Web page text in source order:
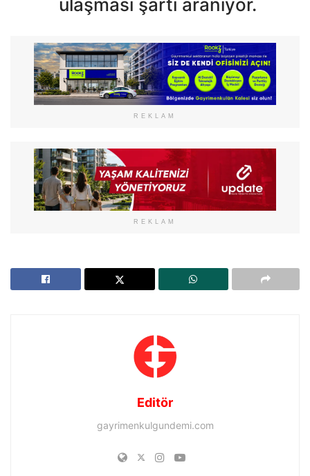
REKLAM
REKLAM
Editör
gayrimenkulgundemi.com